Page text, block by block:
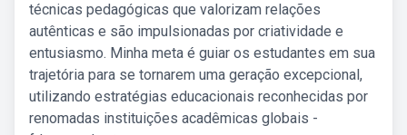
técnicas pedagógicas que valorizam relações
autênticas e são impulsionadas por criatividade e
entusiasmo. Minha meta é guiar os estudantes em sua
trajetória para se tornarem uma geração excepcional,
utilizando estratégias educacionais reconhecidas por
renomadas instituições acadêmicas globais -